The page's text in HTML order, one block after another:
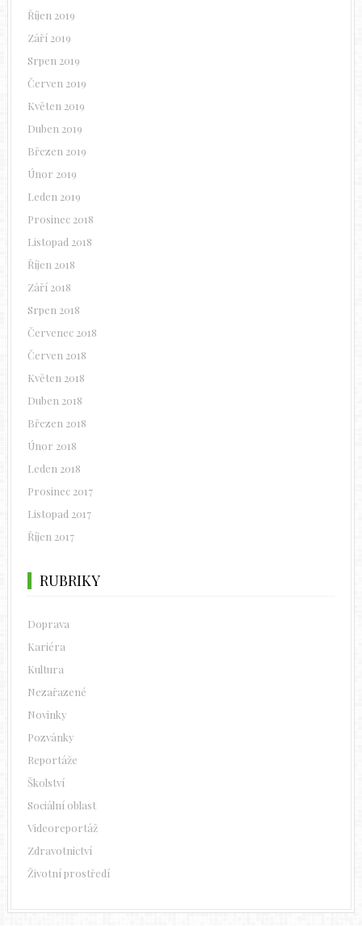
Říjen 2019
Září 2019
Srpen 2019
Červen 2019
Květen 2019
Duben 2019
Březen 2019
Únor 2019
Leden 2019
Prosinec 2018
Listopad 2018
Říjen 2018
Září 2018
Srpen 2018
Červenec 2018
Červen 2018
Květen 2018
Duben 2018
Březen 2018
Únor 2018
Leden 2018
Prosinec 2017
Listopad 2017
Říjen 2017
RUBRIKY
Doprava
Kariéra
Kultura
Nezařazené
Novinky
Pozvánky
Reportáže
Školství
Sociální oblast
Videoreportáž
Zdravotnictví
Životní prostředí